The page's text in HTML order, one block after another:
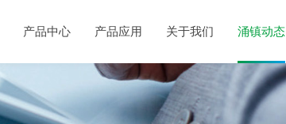
产品中心 产品应用 关于我们 涌镇动态